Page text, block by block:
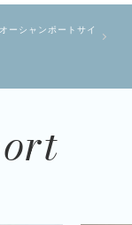
ーシャンポートサイ